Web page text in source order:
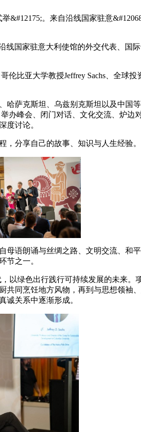
。来自沿线国家驻意
国家驻意⼤利使馆的外交代表、国
⽐亚⼤学教授Jeffrey Sachs、全球投
萨克斯坦、乌兹别克斯坦以及中国
办峰会、闭⻔对话、⽂化交流、炉边
度讨论。
分享⾃⼰的故事、知识与⼈⽣经验。
语朗诵与丝绸之路、⽂明交流、和
节之⼀。
绿⾊出⾏践⾏可持续发展的未来。
同烹饪地⽅⻛物，再到与思想领袖
诚关系中逐渐形成。